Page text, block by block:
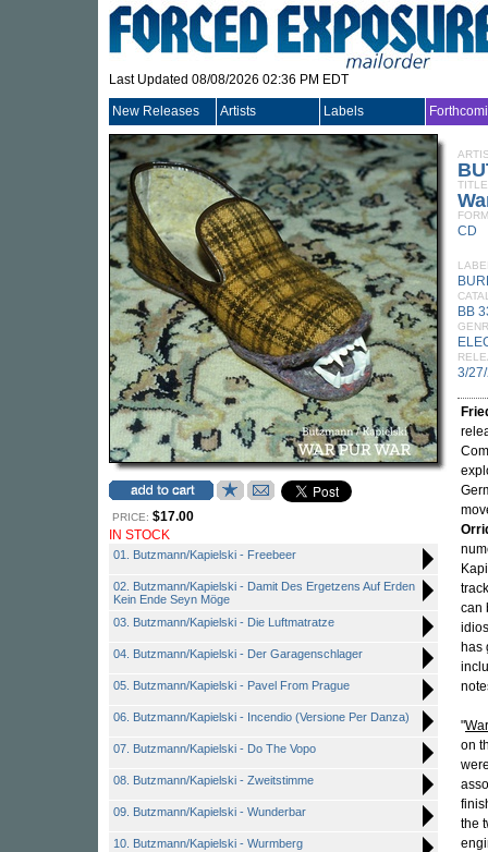
Last Updated 08/08/2026 02:36 PM EDT
New Releases Artists Labels
PRICE: $17.00
IN STOCK
01. Butzmann/Kapielski - Freebeer
02. Butzmann/Kapielski - Damit Des Ergetzens Auf Erden
Kein Ende Seyn Möge
03. Butzmann/Kapielski - Die Luftmatratze
04. Butzmann/Kapielski - Der Garagenschlager
05. Butzmann/Kapielski - Pavel From Prague
06. Butzmann/Kapielski - Incendio (Versione Per Danza)
07. Butzmann/Kapielski - Do The Vopo
08. Butzmann/Kapielski - Zweitstimme
09. Butzmann/Kapielski - Wunderbar
10. Butzmann/Kapielski - Wurmberg
TITLE
CD
BB
3/
can
has
"
on
the